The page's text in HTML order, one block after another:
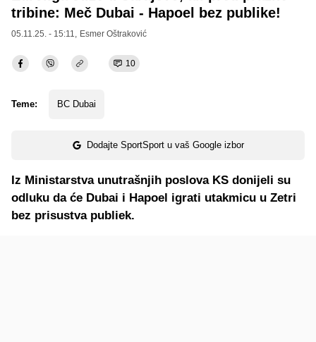
tribine: Meč Dubai - Hapoel bez publike!
05.11.25. - 15:11, Esmer Oštraković
10
Teme: BC Dubai
Dodajte SportSport u vaš Google izbor
Iz Ministarstva unutrašnjih poslova KS donijeli su
odluku da će Dubai i Hapoel igrati utakmicu u Zetri
bez prisustva publiek.